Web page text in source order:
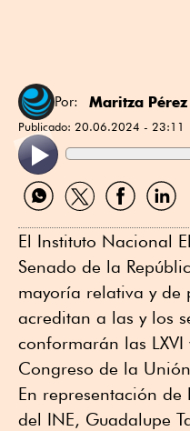
Por: Maritza Pérez
Publicado: 20.06.2024 - 23:11
Compartir
por
Compartir
por
Compartir
por
por
El Instituto Nacional
Senado de la
mayoría relativa y de
acreditan a las y los
conformarán las LXVI
Congreso de la
En representación de
del INE, Guadalupe